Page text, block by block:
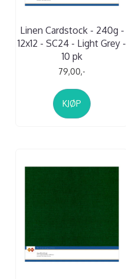
Linen Cardstock - 240g -
12x12 - SC24 - Light Grey -
10 pk
79,00,-
KJØP